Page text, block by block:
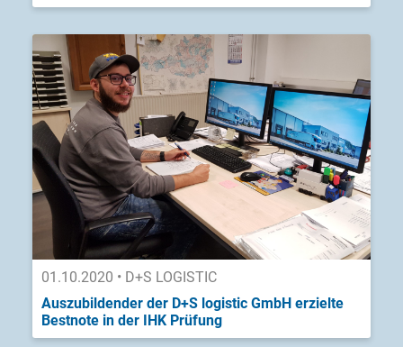
01.10.2020 • D+S LOGISTIC
Auszubildender der D+S logistic GmbH erzielte
Bestnote in der IHK Prüfung